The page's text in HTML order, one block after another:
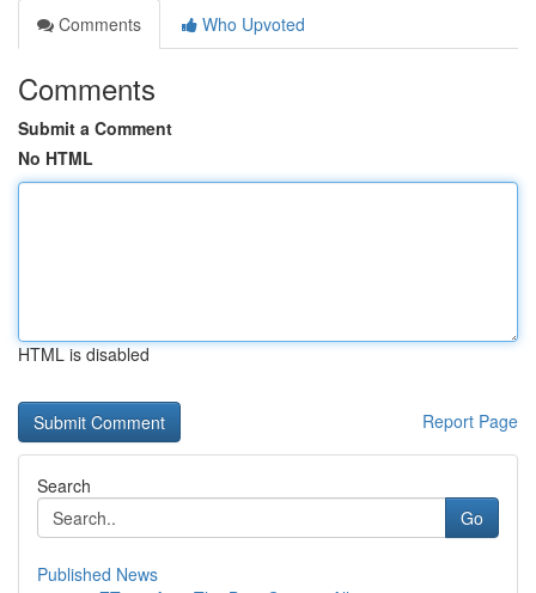
Comments
Who Upvoted
Comments
Submit a Comment
No HTML
HTML is disabled
Report Page
Search
Go
Published News